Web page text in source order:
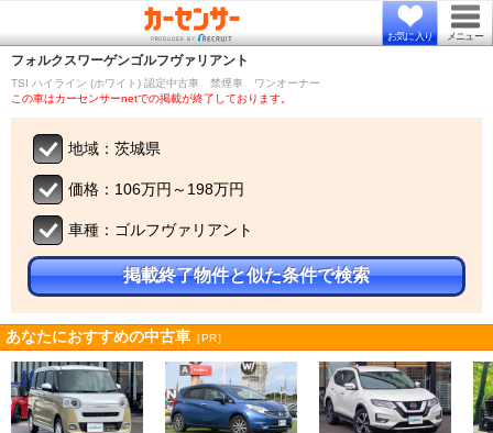
お気に入り メニュー
フォルクスワーゲンゴルフヴァリアント
TSI ハイライン (ホワイト) 認定中古車 禁煙車 ワンオーナー
この車はカーセンサーnetでの掲載が終了しております。
地域：茨城県
価格：106万円～198万円
車種：ゴルフヴァリアント
掲載終了物件と似た条件で検索
あなたにおすすめの中古車 ［PR］